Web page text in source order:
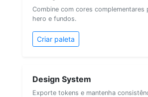
Combine com cores complementares
hero e fundos.
Criar paleta
Design System
Exporte tokens e mantenha